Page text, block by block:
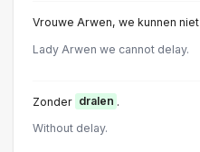
Vrouwe Arwen, we kunnen niet
Lady Arwen we cannot delay.
Zonder dralen .
Without delay.